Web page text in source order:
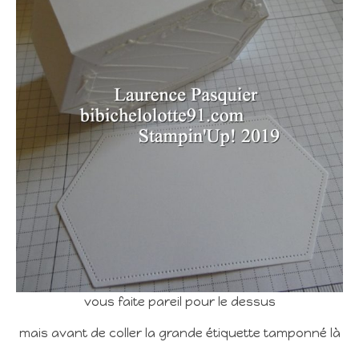
vous faite pareil pour le dessus
mais avant de coller la grande étiquette tamponné là